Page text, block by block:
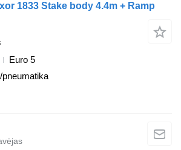
1833 Stake body 4.4m + Ramp
Euro 5
pneumatika